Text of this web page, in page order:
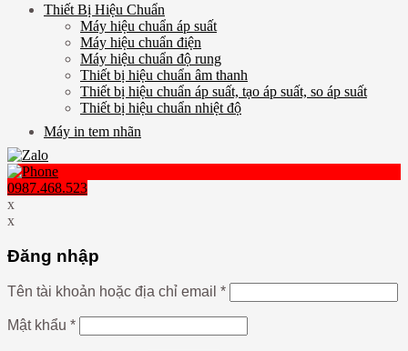
Thiết Bị Hiệu Chuẩn
Máy hiệu chuẩn áp suất
Máy hiệu chuẩn điện
Máy hiệu chuẩn độ rung
Thiết bị hiệu chuẩn âm thanh
Thiết bị hiệu chuẩn áp suất, tạo áp suất, so áp suất
Thiết bị hiệu chuẩn nhiệt độ
Máy in tem nhãn
0987.468.523
x
x
Đăng nhập
Tên tài khoản hoặc địa chỉ email *
Mật khẩu *